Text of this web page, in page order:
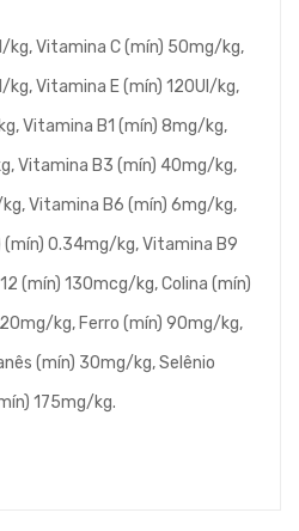
kg, Vitamina C (mín) 50mg/kg,
Vitamina E (mín) 120UI/kg,
Vitamina B1 (mín) 8mg/kg,
Vitamina B3 (mín) 40mg/kg,
Vitamina B6 (mín) 6mg/kg,
0.34mg/kg, Vitamina B9
(mín) 130mcg/kg, Colina (mín)
kg, Ferro (mín) 90mg/kg,
(mín) 30mg/kg, Selênio
175mg/kg.